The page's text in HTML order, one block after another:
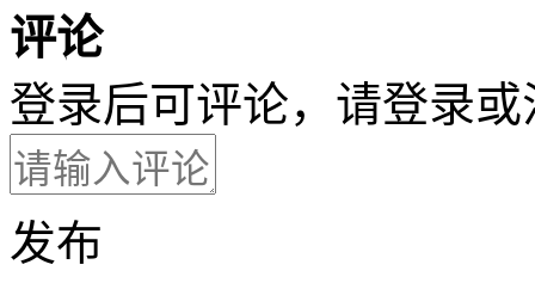
评论
登录后可评论，请登录或
发布